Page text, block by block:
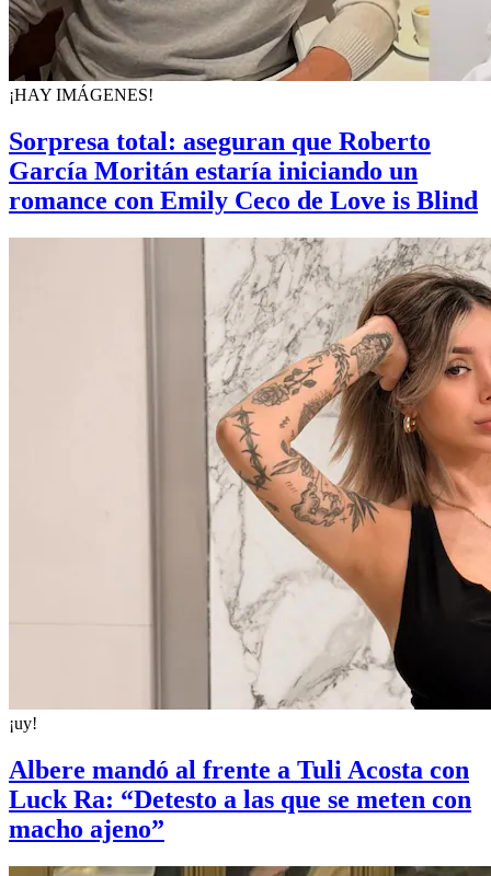
¡HAY IMÁGENES!
Sorpresa total: aseguran que Roberto
García Moritán estaría iniciando un
romance con Emily Ceco de Love is Blind
¡uy!
Albere mandó al frente a Tuli Acosta con
Luck Ra: “Detesto a las que se meten con
macho ajeno”